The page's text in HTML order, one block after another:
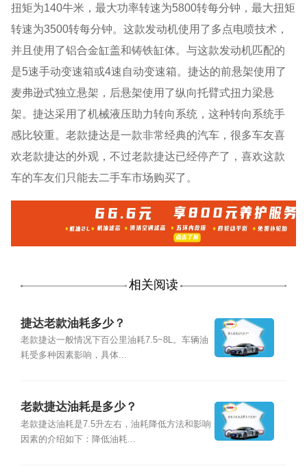
扭矩为140牛米，最大功率转速为5800转每分钟，最大扭矩
转速为3500转每分钟。这款发动机使用了多点电喷技术，
并且使用了铝合金缸盖和铸铁缸体。与这款发动机匹配的
是5速手动变速箱或4速自动变速箱。捷达的前悬架使用了
麦弗逊式独立悬架，后悬架使用了纵向托臂式扭力梁悬
架。捷达采用了机械液压助力转向系统，这种转向系统手
感比较重。老款捷达是一款非常经典的汽车，很多车友喜
欢老款捷达的外观，不过老款捷达已经停产了，喜欢这款
车的车友们只能去二手车市场购买了。
相关阅读
捷达老款油耗多少？
老款捷达一般情况下百公里油耗7.5~8L。车辆油
耗受多种因素影响，具体...
老款捷达油耗是多少？
老款捷达油耗是7.5升左右，油耗降低方法和影响
因素的介绍如下：降低油耗...